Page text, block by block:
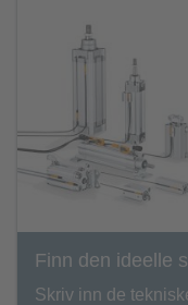
Finn den ideelle
Skriv inn de